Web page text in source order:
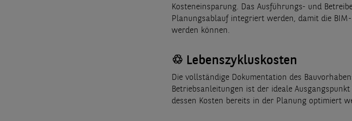
Kosteneinsparung. Das Ausführungs- und
Planungsablauf integriert werden, damit die
werden können.
♲ Lebenszykluskosten
Die vollständige Dokumentation des
Betriebsanleitungen ist der ideale
dessen Kosten bereits in der Planung optimiert